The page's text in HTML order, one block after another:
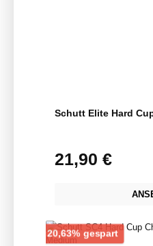
Schutt Elite Hard
Regulärer Preis:
21,90 €
20,63% gespartRabatt